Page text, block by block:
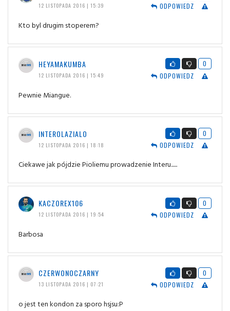
12 LISTOPADA 2016 | 15:39
ODPOWIEDZ
Kto byl drugim stoperem?
HEYAMAKUMBA
12 LISTOPADA 2016 | 15:49
0
ODPOWIEDZ
Pewnie Miangue.
INTEROLAZIALO
12 LISTOPADA 2016 | 18:18
0
ODPOWIEDZ
Ciekawe jak pójdzie Pioliemu prowadzenie Interu......
KACZOREX106
12 LISTOPADA 2016 | 19:54
0
ODPOWIEDZ
Barbosa
CZERWONOCZARNY
13 LISTOPADA 2016 | 07:21
0
ODPOWIEDZ
o jest ten kondon za sporo hsjsu:P